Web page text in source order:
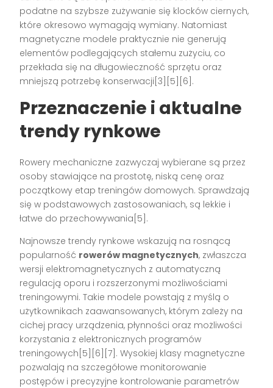
podatne na szybsze zużywanie się klocków ciernych,
które okresowo wymagają wymiany. Natomiast
magnetyczne modele praktycznie nie generują
elementów podlegających stałemu zużyciu, co
przekłada się na długowieczność sprzętu oraz
mniejszą potrzebę konserwacji[3][5][6].
Przeznaczenie i aktualne
trendy rynkowe
Rowery mechaniczne zazwyczaj wybierane są przez
osoby stawiające na prostotę, niską cenę oraz
początkowy etap treningów domowych. Sprawdzają
się w podstawowych zastosowaniach, są lekkie i
łatwe do przechowywania[5].
Najnowsze trendy rynkowe wskazują na rosnącą
popularność rowerów magnetycznych, zwłaszcza
wersji elektromagnetycznych z automatyczną
regulacją oporu i rozszerzonymi możliwościami
treningowymi. Takie modele powstają z myślą o
użytkownikach zaawansowanych, którym zależy na
cichej pracy urządzenia, płynności oraz możliwości
korzystania z elektronicznych programów
treningowych[5][6][7]. Wysokiej klasy magnetyczne
pozwalają na szczegółowe monitorowanie
postępów i precyzyjne kontrolowanie parametrów